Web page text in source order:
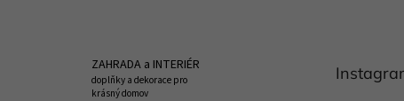
ZAHRADA a INTERIÉR
doplňky a dekorace pro
krásný domov